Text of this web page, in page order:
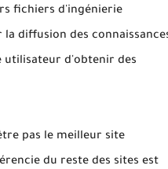
fichiers d'ingénierie
diffusion des
utilisateur d'obtenir des
pas le meilleur site
du reste des sites est